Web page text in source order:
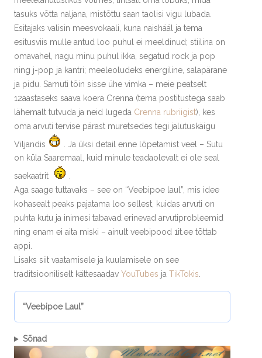
tasuks võtta naljana, mistõttu saan taolisi vigu lubada.
Esitajaks valisin meesvokaali, kuna naishääl ja tema
esitusviis mulle antud loo puhul ei meeldinud; stiilina on
omavahel, nagu minu puhul ikka, segatud rock ja pop
ning j-pop ja kantri; meeleoludeks energiline, salapärane
ja pidu. Samuti tõin sisse ühe vimka – meie peatselt
12aastaseks saava koera Crenna (tema postitustega saab
lähemalt tutvuda ja neid lugeda Crenna rubriigist), kes
oma arvuti tervise pärast muretsedes tegi jalutuskäigu
Viljandis
. Ja üksi detail enne lõpetamist veel – Sutu
on küla Saaremaal, kuid minule teadaolevalt ei ole seal
saekaatrit
Aga saage tuttavaks – see on “Veebipoe laul”, mis idee
kohasealt peaks pajatama loo sellest, kuidas arvuti on
puhta kutu ja inimesi tabavad erinevad arvutiprobleemid
ning enam ei aita miski – ainult veebipood 1it.ee tõttab
appi.
Lisaks siit vaatamisele ja kuulamisele on see
traditsiooniliselt kättesaadav YouTubes ja TikTokis
“Veebipoe Laul”
Sõnad
Videoesitaja